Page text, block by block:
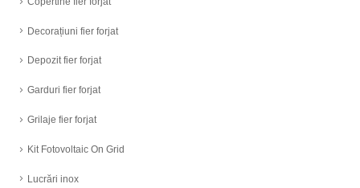
Decorațiuni fier forjat
Depozit fier forjat
Garduri fier forjat
Grilaje fier forjat
Kit Fotovoltaic On Grid
Lucrări inox